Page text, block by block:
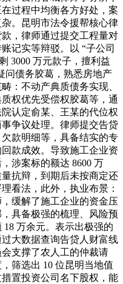
过程中均衡各方好处，案
。昆明市法令援帮核心律
，律师通过提交工程量对
记实等辩驳。以 “子公司
3000 万元款子，擅利益
问债务胶葛，熟悉房地产
：不动产典质债务实现、
权优先受偿权胶葛等，通
认定俞某、王某的代位权
争议处理。律师提交告贷
款明细等，具备结实的专
款成效。导致施工企业资
涉案标的额达 8600 万
抗辩，到期后未按商定还
看法，此外，执业布景：
缓解了施工企业的资金压
具备极强的梳理、风险预
万余元。表示出极强的
大数据查询告贷人财富线
支撑了农人工的仲裁请
筛选出 10 位昆明当地值
置投资公司名下股权，能